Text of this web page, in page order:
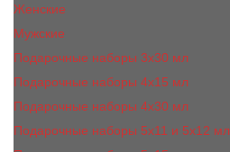
Женские
Мужские
Подарочные наборы 3х30 мл
Подарочные наборы 4x15 мл
Подарочные наборы 4x30 мл
Подарочные наборы 5x11 и 5х12 мл